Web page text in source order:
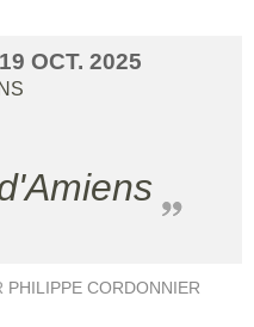
19 OCT. 2025
PHILIPPE CORDONNIER